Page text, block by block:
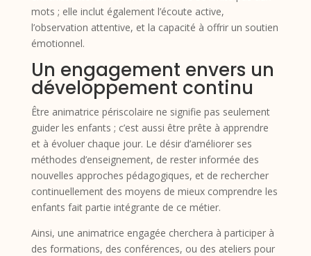
mots ; elle inclut également l’écoute active,
l’observation attentive, et la capacité à offrir un soutien
émotionnel.
Un engagement envers un
développement continu
Être animatrice périscolaire ne signifie pas seulement
guider les enfants ; c’est aussi être prête à apprendre
et à évoluer chaque jour. Le désir d’améliorer ses
méthodes d’enseignement, de rester informée des
nouvelles approches pédagogiques, et de rechercher
continuellement des moyens de mieux comprendre les
enfants fait partie intégrante de ce métier.
Ainsi, une animatrice engagée cherchera à participer à
des formations, des conférences, ou des ateliers pour